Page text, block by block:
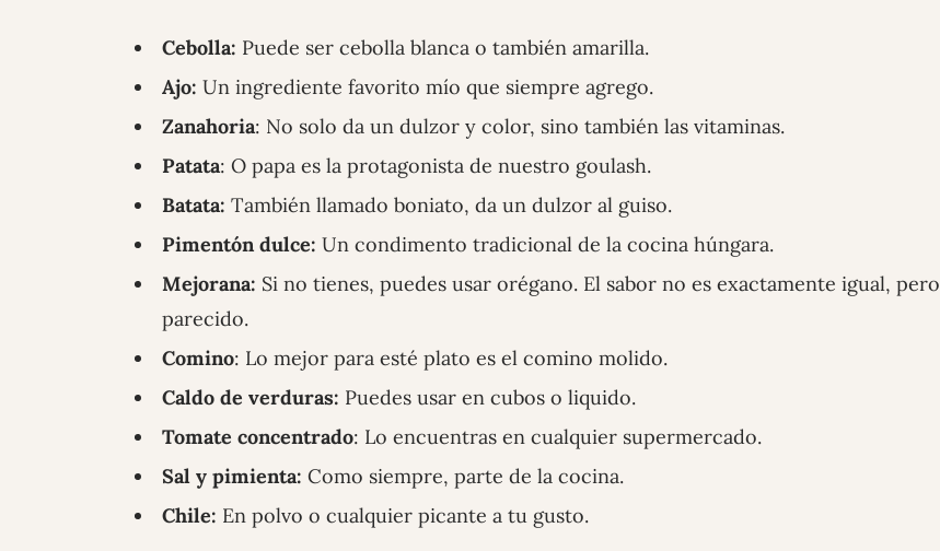
Cebolla: Puede ser cebolla blanca o también amarilla.
Ajo: Un ingrediente favorito mío que siempre agrego.
Zanahoria: No solo da un dulzor y color, sino también las vitaminas.
Patata: O papa es la protagonista de nuestro goulash.
Batata: También llamado boniato, da un dulzor al guiso.
Pimentón dulce: Un condimento tradicional de la cocina húngara.
Mejorana: Si no tienes, puedes usar orégano. El sabor no es exactamente igual, pero
parecido.
Comino: Lo mejor para esté plato es el comino molido.
Caldo de verduras: Puedes usar en cubos o liquido.
Tomate concentrado: Lo encuentras en cualquier supermercado.
Sal y pimienta: Como siempre, parte de la cocina.
Chile: En polvo o cualquier picante a tu gusto.